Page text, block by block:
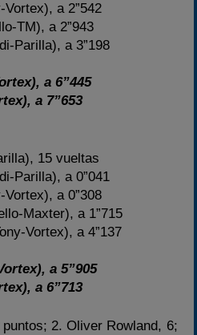
a 2”542
TM), a 2”943
Parilla), a 3”198
a 6”445
a 7”653
15 vueltas
Parilla), a 0”041
a 0”308
Maxter), a 1”715
Vortex), a 4”137
a 5”905
a 6”713
2. Oliver Rowland, 6;